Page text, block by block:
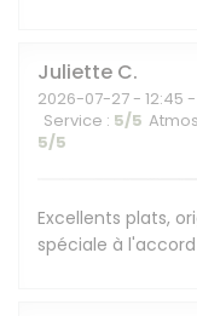
Juliette C
2026-07-27 - 12:45
Service : 5/5
5/5
Excellents plats,
spéciale à